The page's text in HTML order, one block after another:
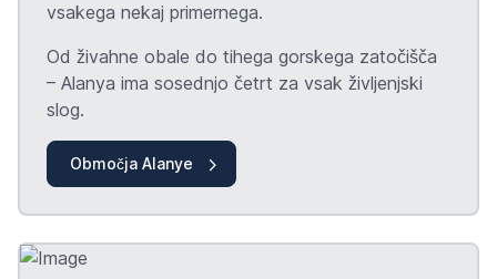
vsakega nekaj primernega.
Od živahne obale do tihega gorskega zatočišča
– Alanya ima sosednjo četrt za vsak življenjski
slog.
Območja Alanye